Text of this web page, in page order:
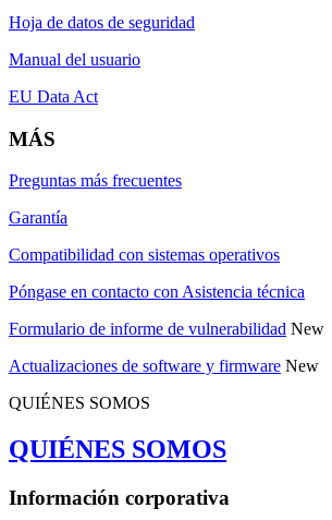
Hoja de datos de seguridad
Manual del usuario
EU Data Act
MÁS
Preguntas más frecuentes
Garantía
Compatibilidad con sistemas operativos
Póngase en contacto con Asistencia técnica
Formulario de informe de vulnerabilidad New
Actualizaciones de software y firmware New
QUIÉNES SOMOS
QUIÉNES SOMOS
Información corporativa